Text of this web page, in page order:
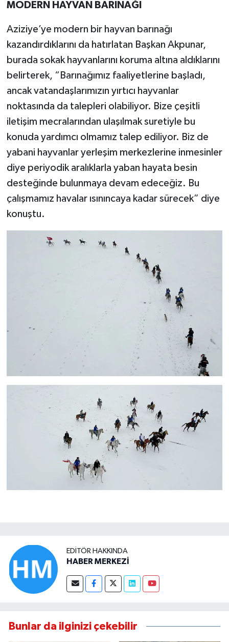
MODERN HAYVAN BARINAĞI
Aziziye’ye modern bir hayvan barınağı
kazandırdıklarını da hatırlatan Başkan Akpunar,
burada sokak hayvanlarını koruma altına aldıklarını
belirterek, “Barınağımız faaliyetlerine başladı,
ancak vatandaşlarımızın yırtıcı hayvanlar
noktasında da talepleri olabiliyor. Bize çeşitli
iletişim mecralarından ulaşılmak suretiyle bu
konuda yardımcı olmamız talep ediliyor. Biz de
yabani hayvanlar yerleşim merkezlerine inmesinler
diye periyodik aralıklarla yaban hayata besin
desteğinde bulunmaya devam edeceğiz. Bu
çalışmamız havalar ısınıncaya kadar sürecek” diye
konuştu.
EDITÖR HAKKINDA
HABER MERKEZİ
Bunlar da ilginizi çekebilir